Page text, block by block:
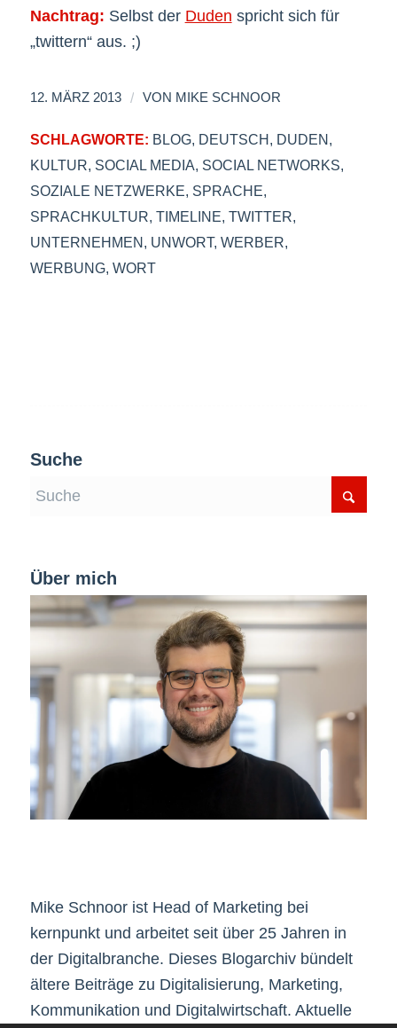
Nachtrag: Selbst der Duden spricht sich für
„twittern“ aus. ;)
12. MÄRZ 2013 / VON MIKE SCHNOOR
SCHLAGWORTE: BLOG, DEUTSCH DUDEN
KULTUR SOCIAL MEDIA SOCIAL NETWORKS
SOZIALE NETZWERKE SPRACHE
SPRACHKULTUR TIMELINE TWITTER
UNTERNEHMEN UNWORT, WERBER
WERBUNG, WORT
Suche
Über mich
Mike Schnoor ist Head of Marketing bei
kernpunkt und arbeitet seit über 25 Jahren in
der Digitalbranche. Dieses Blogarchiv bündelt
ältere Beiträge zu Digitalisierung, Marketing,
Kommunikation und Digitalwirtschaft. Aktuelle